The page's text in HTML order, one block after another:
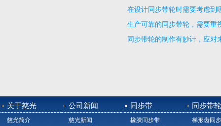
在设计同步带轮时需要考虑到
生产可靠的同步带轮，需要重
同步带轮的制作有妙计，应对
关于慈光
慈光简介
公司新闻
慈光新闻
同步带
橡胶同步带
同步带轮
梯形齿同